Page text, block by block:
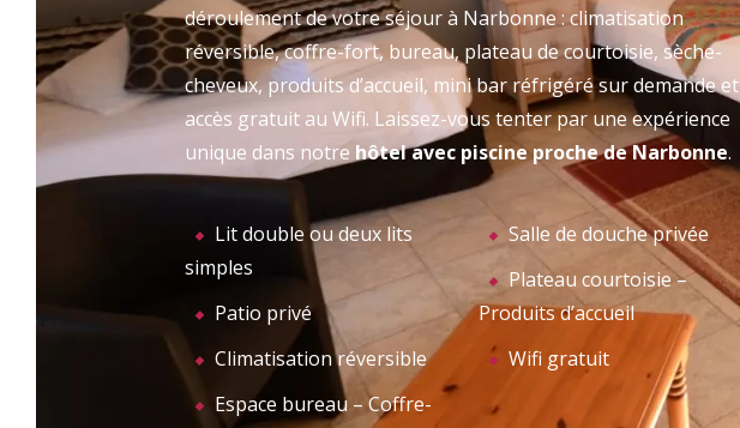
déroulement de votre séjour à Narbonne : climatisation
réversible, coffre-fort, bureau, plateau de courtoisie, sèche-
cheveux, produits d’accueil, mini bar réfrigéré sur demande et
accès gratuit au Wifi. Laissez-vous tenter par une expérience
unique dans notre hôtel avec piscine proche de Narbonne.
Lit double ou deux lits
simples
Patio privé
Climatisation réversible
Espace bureau – Coffre-
Salle de douche privée
Plateau courtoisie –
Produits d’accueil
Wifi gratuit